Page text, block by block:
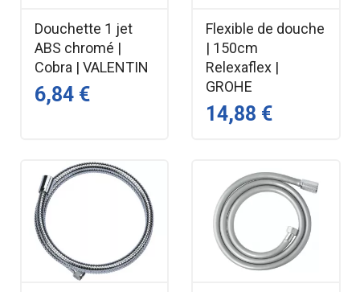
Douchette 1 jet
ABS chromé |
Cobra | VALENTIN
6,84 €
Flexible de douche
| 150cm
Relexaflex |
GROHE
14,88 €